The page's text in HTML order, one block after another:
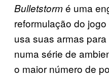
Bulletstormé uma
reformulação do
usa suas armas
numa série de
o maior número de